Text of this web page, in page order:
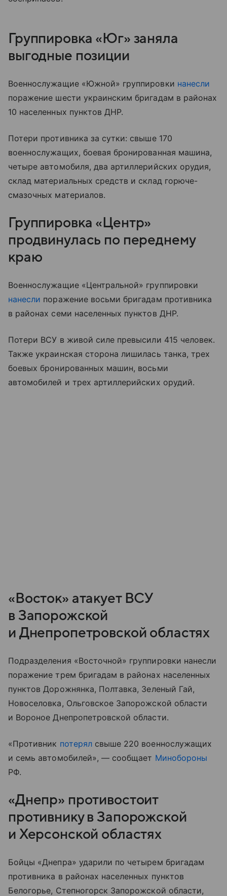
Группировка «Юг» заняла
выгодные позиции
Военнослужащие «Южной» группировки нанесли
поражение шести украинским бригадам в районах
10 населенных пунктов ДНР.
Потери противника за сутки: свыше 170
военнослужащих, боевая бронированная машина,
четыре автомобиля, два артиллерийских орудия,
склад материальных средств и склад горюче-
смазочных материалов.
Группировка «Центр»
продвинулась по переднему
краю
Военнослужащие «Центральной» группировки
нанесли поражение восьми бригадам противника
в районах семи населенных пунктов ДНР.
Потери ВСУ в живой силе превысили 415 человек.
Также украинская сторона лишилась танка, трех
боевых бронированных машин, восьми
автомобилей и трех артиллерийских орудий.
«Восток» атакует ВСУ
в Запорожской
и Днепропетровской областях
Подразделения «Восточной» группировки нанесли
поражение трем бригадам в районах населенных
пунктов Дорожнянка, Полтавка, Зеленый Гай,
Новоселовка, Ольговское Запорожской области
и Вороное Днепропетровской области.
«Противник потерялсвыше 220 военнослужащих
и семь автомобилей», — сообщает Минобороны
РФ.
«Днепр» противостоит
противнику в Запорожской
и Херсонской областях
Бойцы «Днепра» ударили по четырем бригадам
противника в районах населенных пунктов
Белогорье, Степногорск Запорожской области,